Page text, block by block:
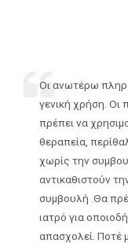
Οι ανωτέρω
γενική χρήση. Οι
πρέπει να
θεραπεία,
χωρίς την
αντικαθιστούν
συμβουλή .Θα
ιατρό για
απασχολεί. Ποτέ